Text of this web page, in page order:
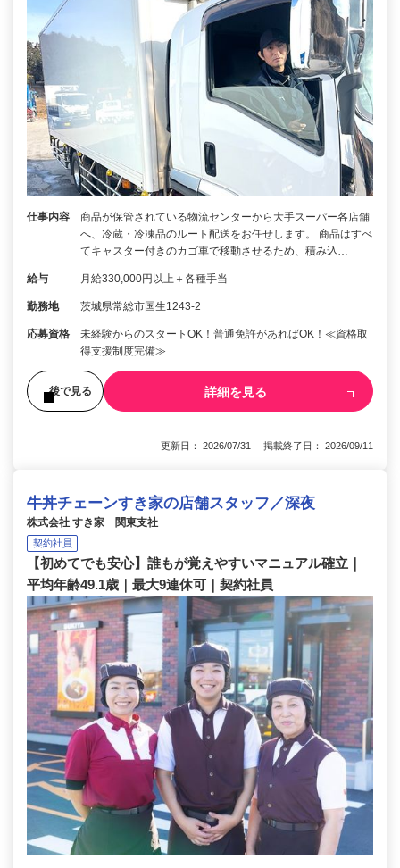
仕事内容
商品が保管されている物流センターから大手スーパー各店舗
へ、冷蔵・冷凍品のルート配送をお任せします。 商品はすべ
てキャスター付きのカゴ車で移動させるため、積み込…
給与 月給330,000円以上＋各種手当
勤務地 茨城県常総市国生1243-2
応募資格
未経験からのスタートOK！普通免許があればOK！≪資格取
得支援制度完備≫
後で見る 詳細を見る
更新日： 2026/07/31 掲載終了日： 2026/09/11
牛丼チェーンすき家の店舗スタッフ／深夜
株式会社 すき家 関東支社
契約社員
【初めてでも安心】誰もが覚えやすいマニュアル確立｜
平均年齢49.1歳｜最大9連休可｜契約社員